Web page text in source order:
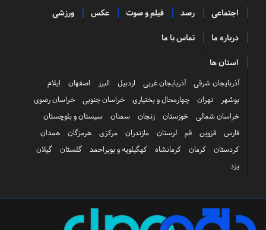
اجتماعی رصد فیلم و صوت عکس ورزشی
درباره ما تماس با ما
استان ها
آذربایجان شرقی آذربایجان غربی اردبیل البرز اصفهان
ایلام
بوشهر
تهران چهارمحال و بختیاری خراسان جنوبی
خراسان رضوی
خراسان شمالی
خوزستان زنجان سمنان
سیستان و بلوچستان
فارس
قزوین قم لرستان مازندران مرکزی هرمزگان
همدان
کردستان
کرمان کرمانشاه کهگیلویه و بویراحمد گلستان
گیلان
یزد